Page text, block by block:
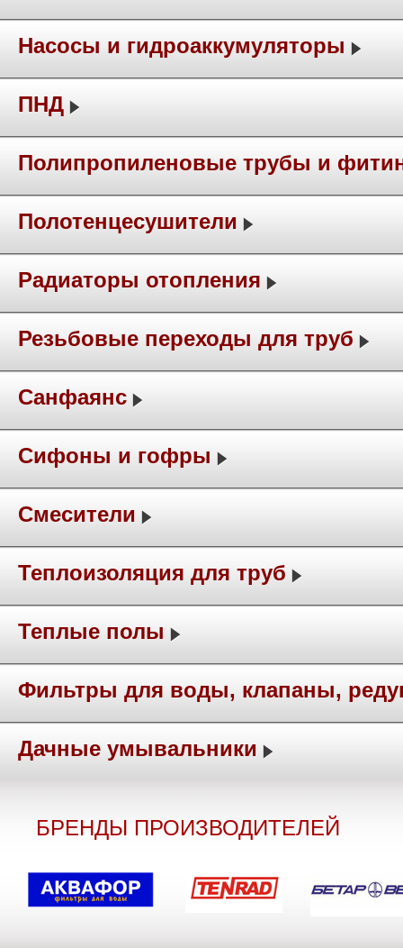
Насосы и гидроаккумуляторы
ПНД
Полипропиленовые трубы и
Полотенцесушители
Радиаторы отопления
Резьбовые переходы для труб
Санфаянс
Сифоны и гофры
Смесители
Теплоизоляция для труб
Теплые полы
Фильтры для воды, клапаны,
Дачные умывальники
БРЕНДЫ ПРОИЗВОДИТЕЛЕЙ